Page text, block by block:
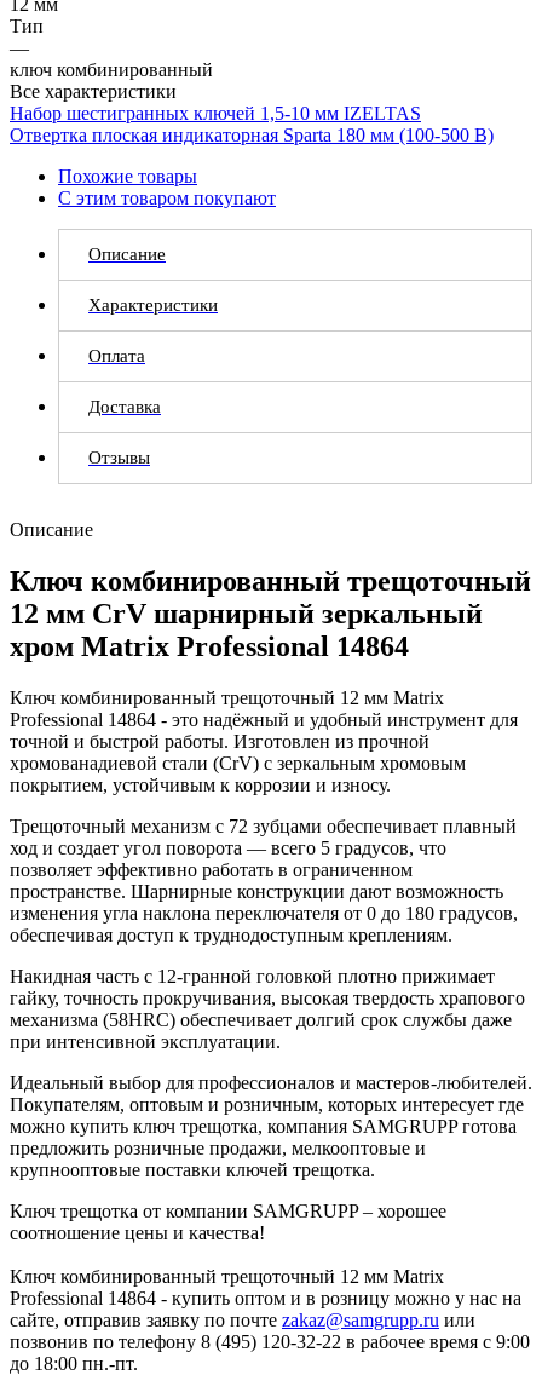
Тип
—
ключ комбинированный
Все характеристики
Набор шестигранных ключей 1,5-10 мм IZELTAS
Отвертка плоская индикаторная Sparta 180 мм (100-500 В)
Похожие товары
С этим товаром покупают
Описание
Характеристики
Оплата
Доставка
Отзывы
Описание
Ключ комбинированный трещоточный
12 мм CrV шарнирный зеркальный
хром Matrix Professional 14864
Ключ комбинированный трещоточный 12 мм Matrix
Professional 14864 - это надёжный и удобный инструмент для
точной и быстрой работы. Изготовлен из прочной
хромованадиевой стали (CrV) с зеркальным хромовым
покрытием, устойчивым к коррозии и износу.
Трещоточный механизм с 72 зубцами обеспечивает плавный
ход и создает угол поворота — всего 5 градусов, что
позволяет эффективно работать в ограниченном
пространстве. Шарнирные конструкции дают возможность
изменения угла наклона переключателя от 0 до 180 градусов,
обеспечивая доступ к труднодоступным креплениям.
Накидная часть с 12-гранной головкой плотно прижимает
гайку, точность прокручивания, высокая твердость храпового
механизма (58HRC) обеспечивает долгий срок службы даже
при интенсивной эксплуатации.
Идеальный выбор для профессионалов и мастеров-любителей.
Покупателям, оптовым и розничным, которых интересует где
можно купить ключ трещотка, компания SAMGRUPP готова
предложить розничные продажи, мелкооптовые и
крупнооптовые поставки ключей трещотка.
Ключ трещотка от компании SAMGRUPP – хорошее
соотношение цены и качества!
Ключ комбинированный трещоточный 12 мм Matrix
Professional 14864 - купить оптом и в розницу можно у нас на
сайте, отправив заявку по почте zakaz@samgrupp.ru или
позвонив по телефону 8 (495) 120-32-22 в рабочее время с 9:00
до 18:00 пн.-пт.